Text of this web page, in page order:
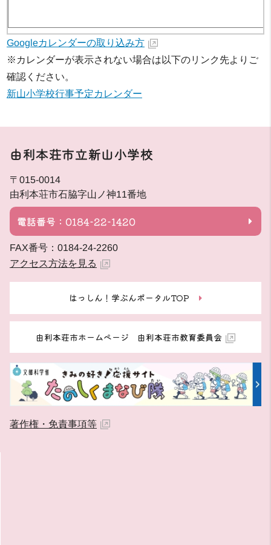
Googleカレンダーの取り込み方
※カレンダーが表示されない場合は以下のリンク先よりご
確認ください。
新山小学校行事予定カレンダー
由利本荘市立新山小学校
〒015-0014
由利本荘市石脇字山ノ神11番地
電話番号：0184-22-1420
FAX番号：0184-24-2260
アクセス方法を見る
はっしん！学ぶんポータルTOP
由利本荘市ホームページ 由利本荘市教育委員会
著作権・免責事項等